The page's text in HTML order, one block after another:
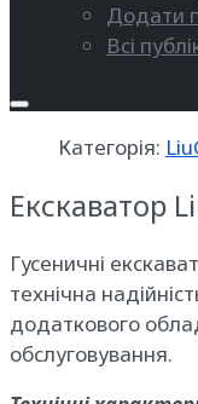
Додати
Всі
Категорія:
Екскаватор
Гусеничні
технічна
додаткового
обслуговування.